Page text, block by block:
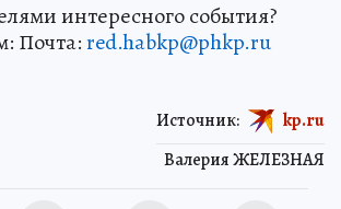
интересного события?
Почта:red.habkp@phkp.ru
Валерия ЖЕЛЕЗНАЯ
Источник: kp.ru